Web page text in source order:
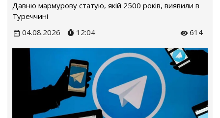
Давню мармурову статую, якій 2500 років, виявили в
Туреччині
04.08.2026
12:04 614